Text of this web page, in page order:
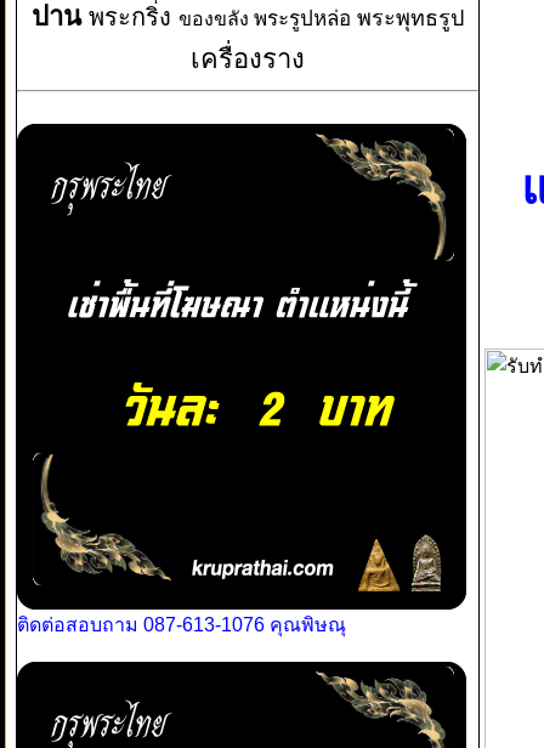
ปาน พระกริ่ง ของขลัง พระรูปหล่อ พระพุทธรูป
เครื่องราง
ติดต่อสอบถาม 087-613-1076 คุณพิษณุ